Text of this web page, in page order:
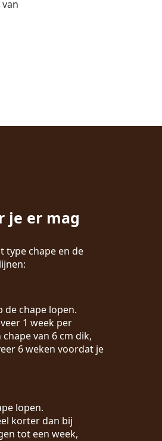
je er mag
type chape en de
de chape lopen.
1 week per
van 6 cm dik,
6 weken voordat je
lopen.
korter dan bij
tot een week,